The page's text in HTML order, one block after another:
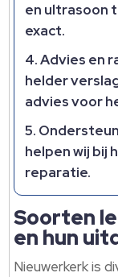
en ultrasoon
exact.​
Advies en
helder
advies voor
helpen wij bij
reparatie.​
Soorten
en hun
Nieuwerkerk is